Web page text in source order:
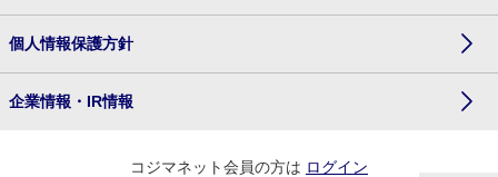
個人情報保護方針
企業情報・IR情報
コジマネット会員の方は ログイン